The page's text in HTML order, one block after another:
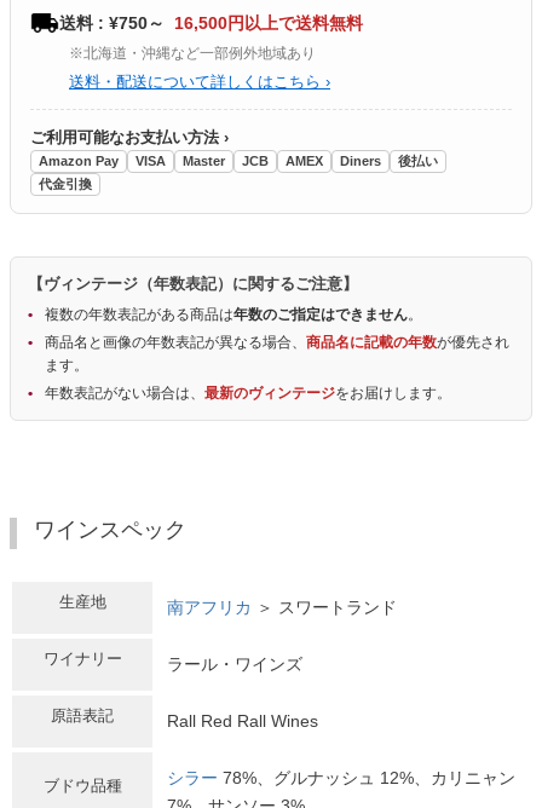
送料 : ¥750～ 16,500円以上で送料無料
※北海道・沖縄など一部例外地域あり
送料・配送について詳しくはこちら ›
ご利用可能なお支払い方法 ›
Amazon Pay VISA Master JCB AMEX Diners
後払い
代金引換
【ヴィンテージ（年数表記）に関するご注意】
複数の年数表記がある商品は年数のご指定はできません。
商品名と画像の年数表記が異なる場合、 商品名に記載の年数が優先され
ます。
年数表記がない場合は、 最新のヴィンテージをお届けします。
ワインスペック
生産地 南アフリカ ＞ スワートランド
ワイナリー ラール・ワインズ
原語表記 Rall Red Rall Wines
ブドウ品種 シラー 78%、グルナッシュ 12%、カリニャン